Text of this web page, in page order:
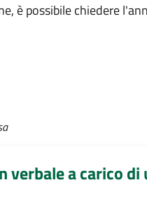
è possibile chiedere
a carico di